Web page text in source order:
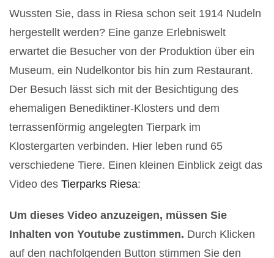
Wussten Sie, dass in Riesa schon seit 1914 Nudeln
hergestellt werden? Eine ganze Erlebniswelt
erwartet die Besucher von der Produktion über ein
Museum, ein Nudelkontor bis hin zum Restaurant.
Der Besuch lässt sich mit der Besichtigung des
ehemaligen Benediktiner-Klosters und dem
terrassenförmig angelegten Tierpark im
Klostergarten verbinden. Hier leben rund 65
verschiedene Tiere. Einen kleinen Einblick zeigt das
Video des Tierparks Riesa:
Um dieses Video anzuzeigen, müssen Sie
Inhalten von Youtube zustimmen. Durch Klicken
auf den nachfolgenden Button stimmen Sie den